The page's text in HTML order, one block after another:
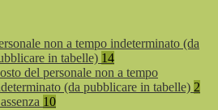
non a tempo indeterminato (da
in tabelle) 14
del personale non a tempo
(da pubblicare in tabelle) 2
10